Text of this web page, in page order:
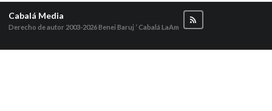
Cabalá Media
Derecho de autor 2003-2026Benei Baruj ‘ Cabalá LaAm